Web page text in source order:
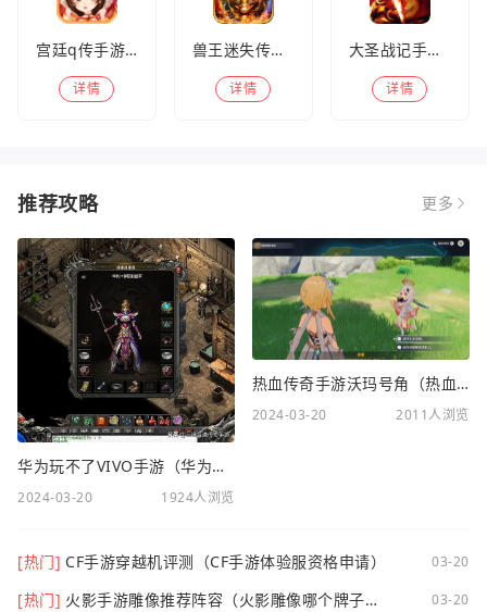
宫廷q传手游百度版
详情
兽王迷失传奇高爆版
详情
大圣战记手游官方版
详情
推荐攻略 更多
华为玩不了VIVO手游（华为玩不了VIVO手游怎么办）
2024-03-20 1924人浏览
热血传奇手游沃玛号角（热血传奇沃玛装备隐藏属性）
2024-03-20 2011人浏览
[热门] CF手游穿越机评测（CF手游体验服资格申请） 03-20
[热门] 火影手游雕像推荐阵容（火影雕像哪个牌子
03-20